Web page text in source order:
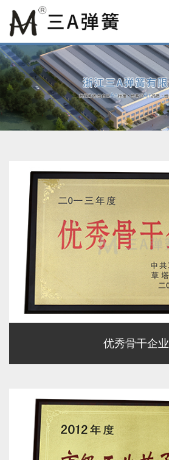
优秀骨干企业